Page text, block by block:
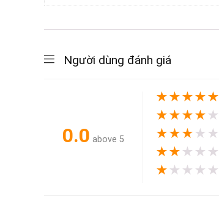
Người dùng đánh giá
0.0 above 5
★★★★★
★★★★ ★
★★★ ★ ★
★★ ★ ★ ★
★ ★ ★ ★ ★